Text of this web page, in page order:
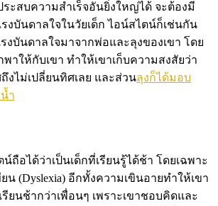
สบความสำเร็จอันยิ่งใหญ่ได้ จะต้องมี
งบันดาลใจในวัยเด็ก ไอน์สไตน์ก็เช่นกัน
งบันดาลใจมาจากพ่อและลุงของเขา โดย
าให้กับเขา ทำให้เขาเก็บความสงสัยว่า
งไม่เปลี่ยนทิศเลย และส่วนลุงก็ได้มอบ
ำ
ถือได้ว่าเป็นเด็กที่เรียนรู้ได้ช้า โดยเฉพาะ
น (Dyslexia) อีกทั้งความเขินอายทำให้เขา
ยนช้ากว่าเพื่อนๆ เพราะเขาชอบคิดและ